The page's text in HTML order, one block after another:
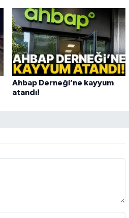
Ahbap Derneği’ne kayyum
atandı!